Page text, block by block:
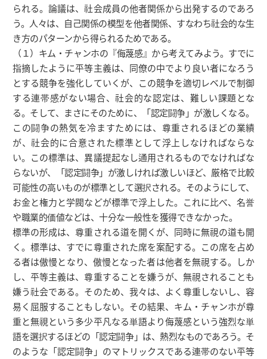
られる。論議は、社会成員の他者関係から出発するのであろ
う。人々は、自己関係の模型を他者関係、すなわち社会的な生
き方のパターンから得られるためである。
（１）キム・チャンホの『侮蔑感』から考えてみよう。すでに
指摘したように平等主義は、同僚の中でより良い者になろう
とする競争を強化していくが、この競争を適切レベルで制御
する連帯感がない場合、社会的な認定は、難しい課題とな
る。そして、まさにそのために、「認定闘争」が激しくなる。
この闘争の熱気を冷ますためには、尊重されるほどの業績
が、社会的に合意された標準として浮上しなければならな
い。この標準は、異議提起なし通用されるものでなければな
らないが、「認定闘争」が激しければ激しいほど、厳格で比較
可能性の高いものが標準として選択される。そのようにして、
お金と権力と学閥などが標準で浮上した。これに比べ、名誉
や職業的価値などは、十分な一般性を獲得できなかった。
標準の形成は、尊重される道を開くが、同時に無視の道も開
く。標準は、すでに尊重された席を案配する。この席を占め
る者は傲慢となり、傲慢となった者は他者を無視する。しか
し、平等主義は、尊重することを嫌うが、無視されることも
嫌う社会である。そのため、我々は、よく尊重しないし、容
易く屈服することもしない。その結果、キム・チャンホが尊
重と無視という多少平凡なる単語より侮蔑感という強烈な単
語を選択するほどの「認定闘争」は、熱烈なものであろう。そ
のような「認定闘争」のマトリックスである連帯のない平等